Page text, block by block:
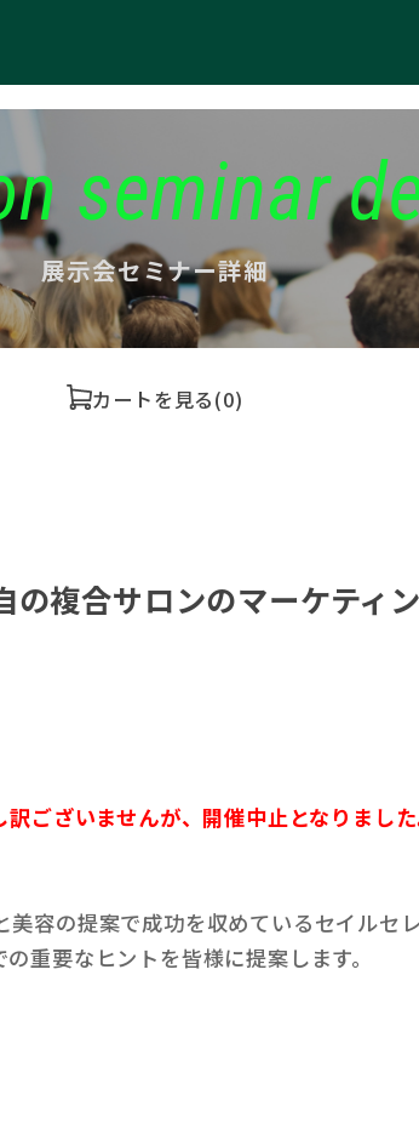
seminar
展示会セミナー詳細
カートを見る(0)
の複合サロンのマーケティ
ございませんが、開催中止となりました
容の提案で成功を収めているセイルセ
重要なヒントを皆様に提案します。